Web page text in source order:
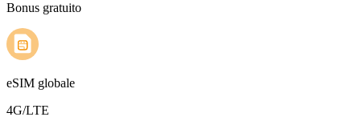
Bonus gratuito
eSIM globale
4G/LTE